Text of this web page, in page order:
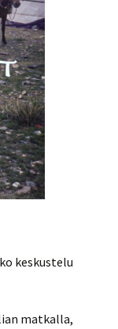
keskustelu
matkalla,